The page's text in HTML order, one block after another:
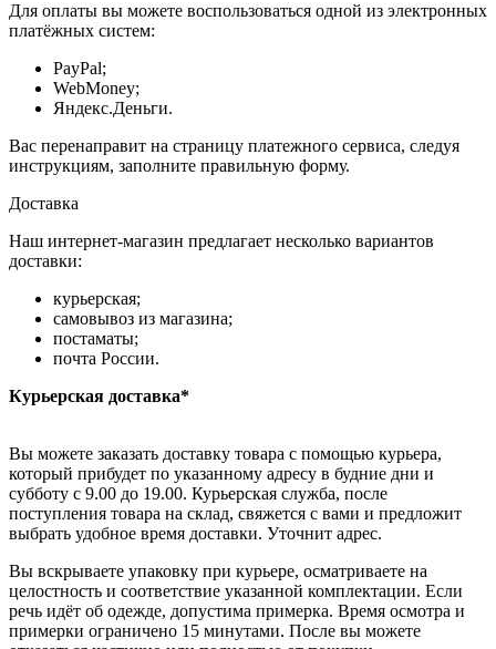
Для оплаты вы можете воспользоваться одной из электронных
платёжных систем:
PayPal;
WebMoney;
Яндекс.Деньги.
Вас перенаправит на страницу платежного сервиса, следуя
инструкциям, заполните правильную форму.
Доставка
Наш интернет-магазин предлагает несколько вариантов
доставки:
курьерская;
самовывоз из магазина;
постаматы;
почта России.
Курьерская доставка*
Вы можете заказать доставку товара с помощью курьера,
который прибудет по указанному адресу в будние дни и
субботу с 9.00 до 19.00. Курьерская служба, после
поступления товара на склад, свяжется с вами и предложит
выбрать удобное время доставки. Уточнит адрес.
Вы вскрываете упаковку при курьере, осматриваете на
целостность и соответствие указанной комплектации. Если
речь идёт об одежде, допустима примерка. Время осмотра и
примерки ограничено 15 минутами. После вы можете